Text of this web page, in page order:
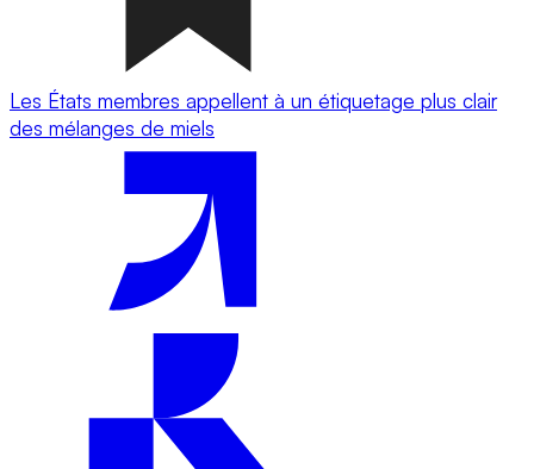
Les États membres appellent à un étiquetage plus clair
des mélanges de miels